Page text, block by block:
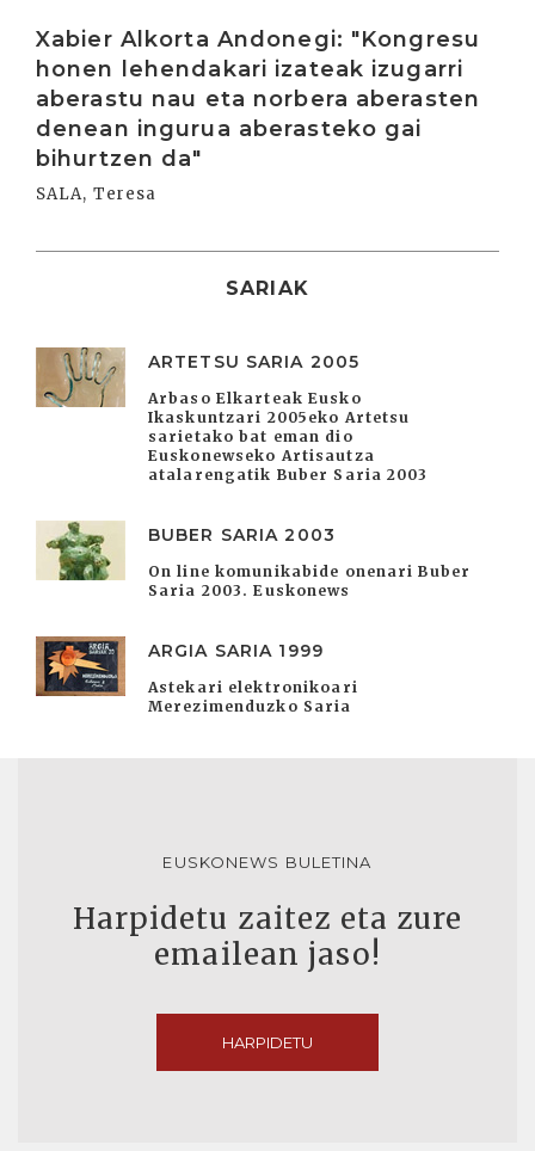
Xabier Alkorta Andonegi: "Kongresu
honen lehendakari izateak izugarri
aberastu nau eta norbera aberasten
denean ingurua aberasteko gai
bihurtzen da"
SALA, Teresa
SARIAK
ARTETSU SARIA 2005
Arbaso Elkarteak Eusko
Ikaskuntzari 2005eko Artetsu
sarietako bat eman dio
Euskonewseko Artisautza
atalarengatik Buber Saria 2003
BUBER SARIA 2003
On line komunikabide onenari Buber
Saria 2003. Euskonews
ARGIA SARIA 1999
Astekari elektronikoari
Merezimenduzko Saria
EUSKONEWS BULETINA
Harpidetu zaitez eta zure
emailean jaso!
HARPIDETU